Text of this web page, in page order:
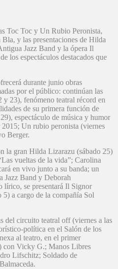
Toc Toc y Un Rubio Peronista,
y las presentaciones de Hilda
Jazz Band y la ópera Il
los espectáculos destacados que
durante junio obras
por el público: continúan las
23), fenómeno teatral récord en
de su primera función de
espectáculo de música y humor
Un rubio peronista (viernes
Berger.
la gran Hilda Lizarazu (sábado 25)
vueltas de la vida”; Carolina
en vivo junto a su banda; un
Jazz Band y Deborah
lírico, se presentará Il Signor
a cargo de la compañía Sol
del circuito teatral off (viernes a las
política en el Salón de los
al teatro, en el primer
con Vicky G.; Manos Libres
Lifschitz; Soldado de